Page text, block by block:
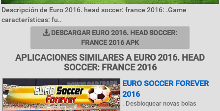
Descripción de Euro 2016. head soccer: france 2016: .Game
características: fu..
DESCARGAR EURO 2016. HEAD SOCCER:
FRANCE 2016 APK
APLICACIONES SIMILARES A EURO 2016. HEAD
SOCCER: FRANCE 2016
EURO SOCCER FOREVER
2016
. Desbloquear novas bolas